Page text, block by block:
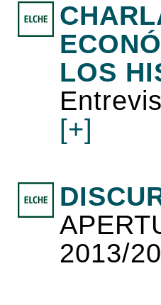
LOS
[+]
2013/